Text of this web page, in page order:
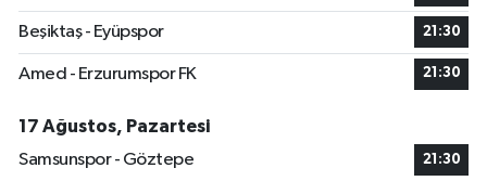
Beşiktaş - Eyüpspor 21:30
Amed - Erzurumspor FK 21:30
17 Ağustos, Pazartesi
Samsunspor - Göztepe
21:30